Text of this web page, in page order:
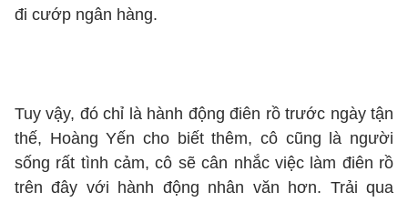
đi cướp ngân hàng.
Tuy vậy, đó chỉ là hành động điên rồ trước ngày tận
thế, Hoàng Yến cho biết thêm, cô cũng là người
sống rất tình cảm, cô sẽ cân nhắc việc làm điên rồ
trên đây với hành động nhân văn hơn. Trải qua